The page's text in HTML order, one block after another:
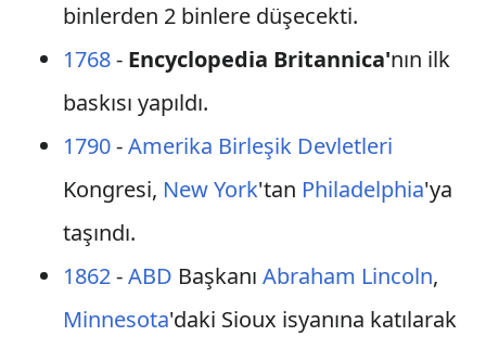
binlerden 2 binlere düşecekti.
1768- Encyclopedia Britannica'nın ilk
baskısı yapıldı.
1790-Amerika Birleşik Devletleri
Kongresi, New York'tan Philadelphia'ya
taşındı.
1862-ABD Başkanı Abraham Lincoln,
Minnesota'daki Sioux isyanına katılarak